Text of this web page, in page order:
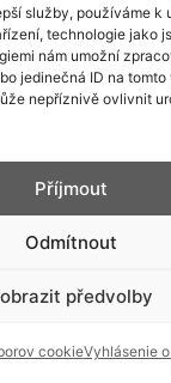
služby, používáme k
technologie jako
nám umožní
jedinečná ID na tomto
nepříznivě ovlivnit
Příjmout
Odmítnout
předvolby
cookieVyhlásenie
© PRIM2026